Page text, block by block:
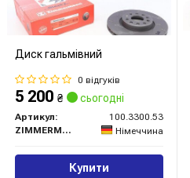
Диск гальмівний
0 відгуків
5 200 ₴ сьогодні
Артикул:
100.3300.53
ZIMMERMANN
Німеччина
Купити